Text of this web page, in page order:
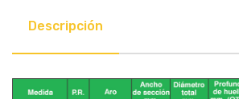
Descripción